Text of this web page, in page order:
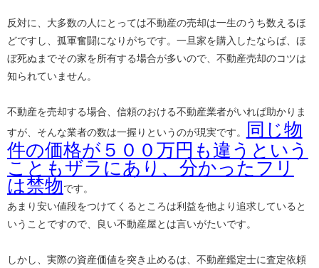
反対に、大多数の人にとっては不動産の売却は一生のうち数えるほ
どですし、孤軍奮闘になりがちです。一旦家を購入したならば、ほ
ぼ死ぬまでその家を所有する場合が多いので、不動産売却のコツは
知られていません。
不動産を売却する場合、信頼のおける不動産業者がいれば助かりま
すが、そんな業者の数は一握りというのが現実です。
同じ物
件の価格が５００万円も違うという
こともザラにあり、分かったフリ
は禁物です。
あまり安い値段をつけてくるところは利益を他より追求していると
いうことですので、良い不動産屋とは言いがたいです。
しかし、実際の資産価値を突き止めるは、不動産鑑定士に査定依頼